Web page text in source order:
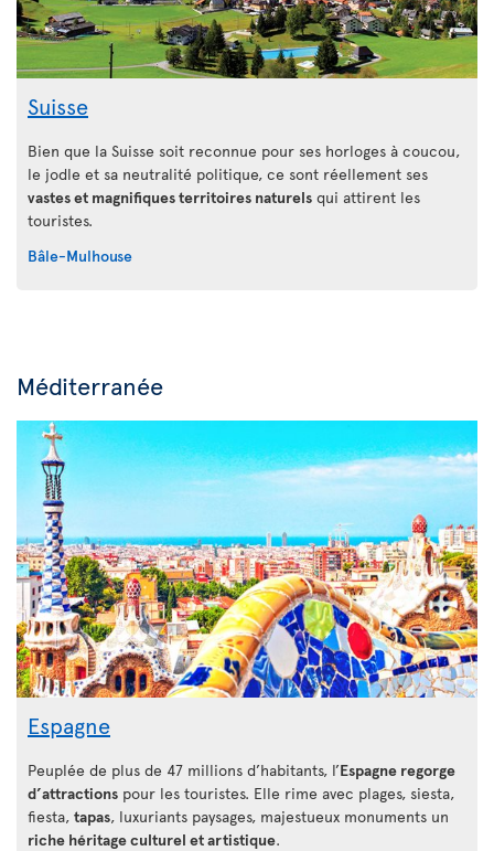
Suisse
Bien que la Suisse soit reconnue pour ses horloges à coucou,
le jodle et sa neutralité politique, ce sont réellement ses
vastes et magnifiques territoires naturels qui attirent les
touristes.
Bâle-Mulhouse
Méditerranée
Espagne
Peuplée de plus de 47 millions d’habitants, l’Espagne regorge
d’attractions pour les touristes. Elle rime avec plages, siesta,
fiesta, tapas, luxuriants paysages, majestueux monuments un
riche héritage culturel et artistique.